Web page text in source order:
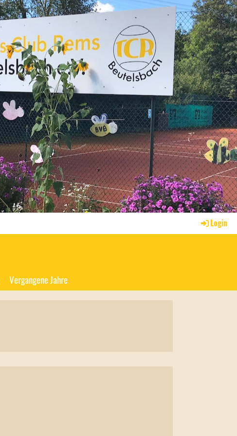
Login
Vergangene Jahre